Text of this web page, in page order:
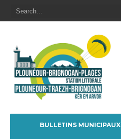
BULLETINS MUNICIPAUX